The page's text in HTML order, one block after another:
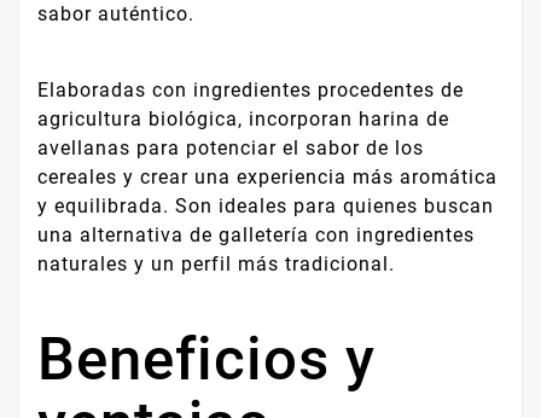
sabor auténtico.
Elaboradas con ingredientes procedentes de
agricultura biológica, incorporan harina de
avellanas para potenciar el sabor de los
cereales y crear una experiencia más aromática
y equilibrada. Son ideales para quienes buscan
una alternativa de galletería con ingredientes
naturales y un perfil más tradicional.
Beneficios y